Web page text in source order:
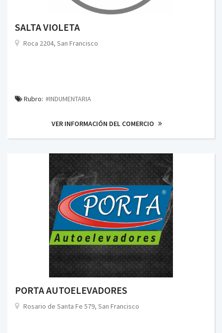
SALTA VIOLETA
Roca 2204, San Francisco
Rubro: #INDUMENTARIA
VER INFORMACIÓN DEL COMERCIO
PORTA AUTOELEVADORES
Rosario de Santa Fe 579, San Francisco